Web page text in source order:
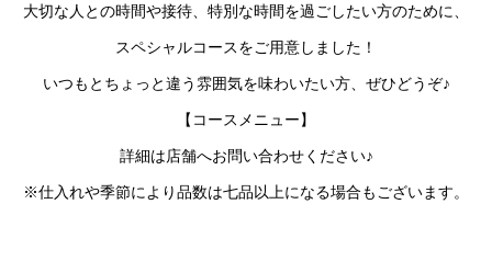
大切な人との時間や接待、特別な時間を過ごしたい方のために、
スペシャルコースをご用意しました！
いつもとちょっと違う雰囲気を味わいたい方、ぜひどうぞ♪
【コースメニュー】
詳細は店舗へお問い合わせください♪
※仕入れや季節により品数は七品以上になる場合もございます。